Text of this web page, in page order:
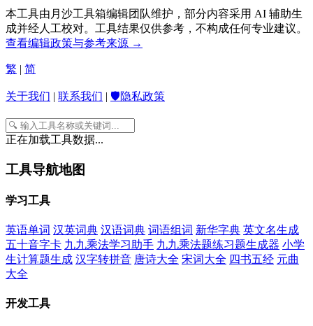
本工具由月沙工具箱编辑团队维护，部分内容采用 AI 辅助生
成并经人工校对。工具结果仅供参考，不构成任何专业建议。
查看编辑政策与参考来源 →
繁 | 简
关于我们 | 联系我们 | 🛡️隐私政策
正在加载工具数据...
工具导航地图
学习工具
英语单词 汉英词典 汉语词典 词语组词 新华字典 英文名生成
五十音字卡 九九乘法学习助手 九九乘法题练习题生成器 小学
生计算题生成 汉字转拼音 唐诗大全 宋词大全 四书五经 元曲
大全
开发工具